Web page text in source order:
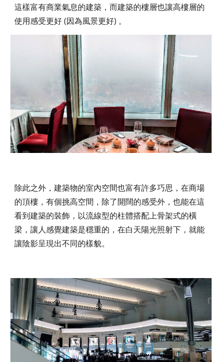
這樣富有商業氣息的建築，而建築的樓層也讓高樓層的
使用感受更好 (因為風景更好) 。
除此之外，建築物的室內空間也富有許多巧思，在商場
的頂樓，有個挑高空間，除了開闊的感受外，也能在這
看到建築的裝飾，以流線型的柱體搭配上骨架式的橫
梁，讓人感覺建築是穩重的，在白天陽光照射下，就能
讓陰影呈現出不同的樣貌。